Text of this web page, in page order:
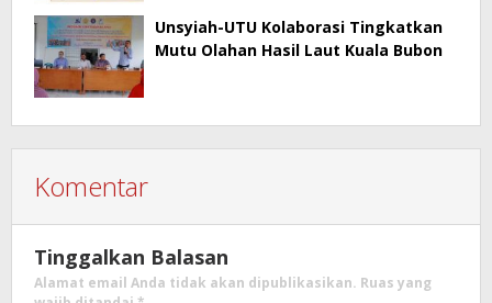
Unsyiah-UTU Kolaborasi Tingkatkan
Mutu Olahan Hasil Laut Kuala Bubon
Komentar
Tinggalkan Balasan
Alamat email Anda tidak akan dipublikasikan. Ruas yang